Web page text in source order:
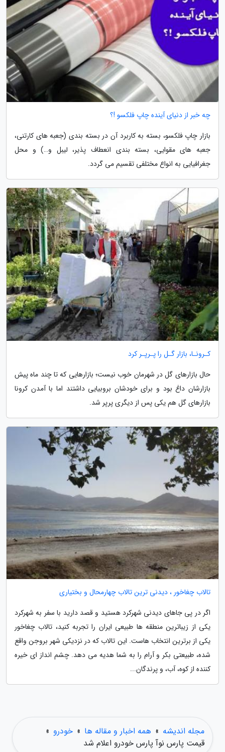
چه خبر از دنیای آینده چاپ فلکسو !؟
بازار چاپ فلکسو، بسته به کاربرد آن در بسته بندی (جعبه های کارتنی،
جعبه های مقوایی، بسته بندی انعطاف پذیر، لیبل و…) و محل
جغرافیایی به انواع مختلفی تقسیم می گردد.
کـرونـا، بازار گـل را پـرپـر کرد
حال بازارهای گل در شهرمان خوب نیست؛ بازارهایی که تا چند ماه پیش
بازارشان داغ بود و برای خودشان بروبیایی داشتند اما با آمدن کرونا
بازارهای گل هم یکی پس از دیگری پرپر شد.
تالاب چغاخور ، دیدنی ترین تالاب چهارمحال و بختیاری
اگر در پی جاهای دیدنی شهرکرد هستید و قصد دارید با سفر به شهرکرد
یکی از زیباترین منطقه ها طبیعی ایران را تجربه کنید، تالاب چغاخور
یکی از برترین انتخاب هاست. این تالاب که در نزدیکی شهر بروجن واقع
شده، طبیعتی بکر و آرام را به شما هدیه می دهد. چشم انداز ای خیره
کننده از کوه، آب، و پرندگان...
مجله اندیشه » همه اخبار و مقاله ها » خودرو »
قیمت پارس نوآ پارس خودرو اعلام شد